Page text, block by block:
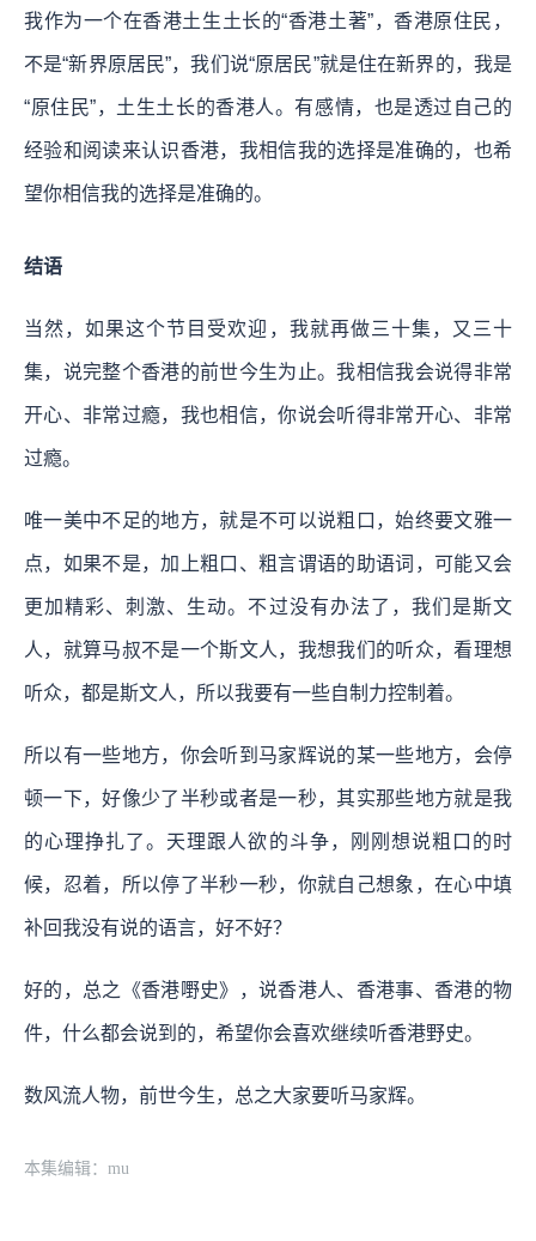
我作为一个在香港土生土长的“香港土著”，香港原住民，
不是“新界原居民”，我们说“原居民”就是住在新界的，我是
“原住民”，土生土长的香港人。有感情，也是透过自己的
经验和阅读来认识香港，我相信我的选择是准确的，也希
望你相信我的选择是准确的。
结语
当然，如果这个节目受欢迎，我就再做三十集，又三十
集，说完整个香港的前世今生为止。我相信我会说得非常
开心、非常过瘾，我也相信，你说会听得非常开心、非常
过瘾。
唯一美中不足的地方，就是不可以说粗口，始终要文雅一
点，如果不是，加上粗口、粗言谓语的助语词，可能又会
更加精彩、刺激、生动。不过没有办法了，我们是斯文
人，就算马叔不是一个斯文人，我想我们的听众，看理想
听众，都是斯文人，所以我要有一些自制力控制着。
所以有一些地方，你会听到马家辉说的某一些地方，会停
顿一下，好像少了半秒或者是一秒，其实那些地方就是我
的心理挣扎了。天理跟人欲的斗争，刚刚想说粗口的时
候，忍着，所以停了半秒一秒，你就自己想象，在心中填
补回我没有说的语言，好不好？
好的，总之《香港嘢史》，说香港人、香港事、香港的物
件，什么都会说到的，希望你会喜欢继续听香港野史。
数风流人物，前世今生，总之大家要听马家辉。
本集编辑：mu